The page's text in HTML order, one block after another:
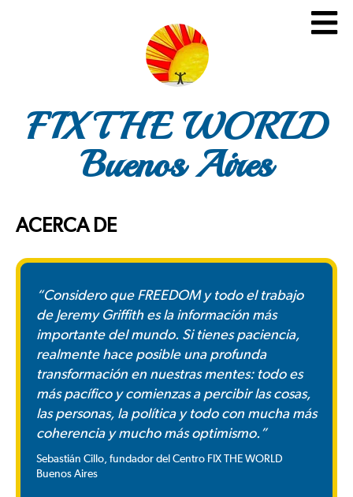
FIX THE WORLD
Buenos Aires
ACERCA DE
“Considero que FREEDOMy todo el trabajo
de Jeremy Griffith es la información más
importante del mundo. Si tienes paciencia,
realmente hace posible una profunda
transformación en nuestras mentes: todo es
más pacífico y comienzas a percibir las cosas,
las personas, la política y todo con mucha más
coherencia y mucho más optimismo.”
Sebastián Cillo, fundador del Centro FIX THE WORLD
Buenos Aires